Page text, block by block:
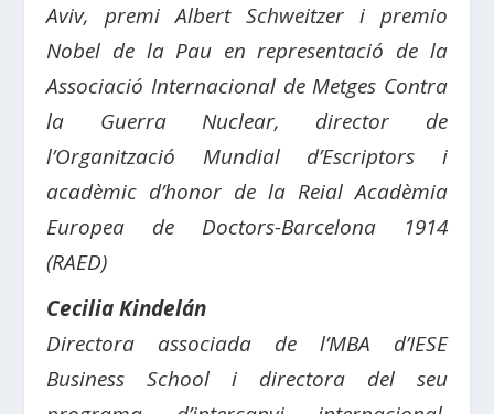
Aviv, premi Albert Schweitzer i premio
Nobel de la Pau en representació de la
Associació Internacional de Metges Contra
la Guerra Nuclear, director de
l’Organització Mundial d’Escriptors i
acadèmic d’honor de la Reial Acadèmia
Europea de Doctors-Barcelona 1914
(RAED)
Cecilia Kindelán
Directora associada de l’MBA d’IESE
Business School i directora del seu